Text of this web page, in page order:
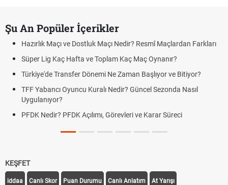
Şu An Popüler İçerikler
Hazırlık Maçı ve Dostluk Maçı Nedir? Resmî Maçlardan Farkları
Süper Lig Kaç Hafta ve Toplam Kaç Maç Oynanır?
Türkiye'de Transfer Dönemi Ne Zaman Başlıyor ve Bitiyor?
TFF Yabancı Oyuncu Kuralı Nedir? Güncel Sezonda Nasıl
Uygulanıyor?
PFDK Nedir? PFDK Açılımı, Görevleri ve Karar Süreci
KEŞFET
iddaa Canlı Skor Puan Durumu Canlı Anlatım At Yarışı